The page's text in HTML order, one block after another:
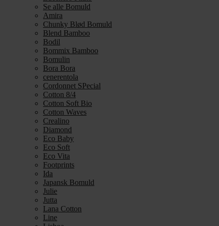
Se alle Bomuld
Amira
Chunky Blød Bomuld
Blend Bamboo
Bodil
Bommix Bamboo
Bomulin
Bora Bora
cenerentola
Cordonnet SPecial
Cotton 8/4
Cotton Soft Bio
Cotton Waves
Crealino
Diamond
Eco Baby
Eco Soft
Eco Vita
Footprints
Ida
Japansk Bomuld
Julie
Jutta
Lana Cotton
Line